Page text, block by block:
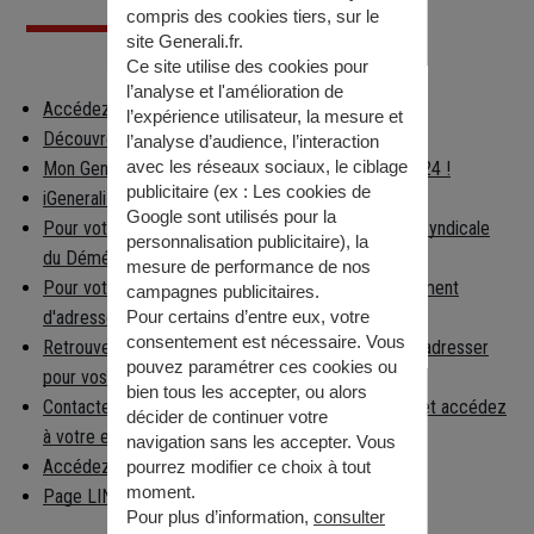
Accédez à votre espace client
Découvrez les applications Generali
Mon Generali : en relation avec votre assureur 24h/24 !
iGenerali : votre épargne dans votre poche !
Pour votre déménagement, consultez la Chambre Syndicale
du Déménagement
Pour votre déménagement, déclarez votre changement
d'adresse
Retrouvez facilement la préfecture à laquelle vous adresser
pour vos démarches
Contactez la caisse nationale d'Assurance Maladie et accédez
à votre espace per…
Accédez aux informations règlementaires
Page LINKEDIN
compris des cookies tiers, sur le
site Generali.fr.
Ce site utilise des cookies pour
l’analyse et l'amélioration de
l’expérience utilisateur, la mesure et
l’analyse d’audience, l’interaction
avec les réseaux sociaux, le ciblage
publicitaire (ex : Les cookies de
Google sont utilisés pour la
personnalisation publicitaire), la
mesure de performance de nos
campagnes publicitaires.
Pour certains d’entre eux, votre
consentement est nécessaire. Vous
pouvez paramétrer ces cookies ou
bien tous les accepter, ou alors
décider de continuer votre
navigation sans les accepter. Vous
pourrez modifier ce choix à tout
moment.
Pour plus d’information, consulter